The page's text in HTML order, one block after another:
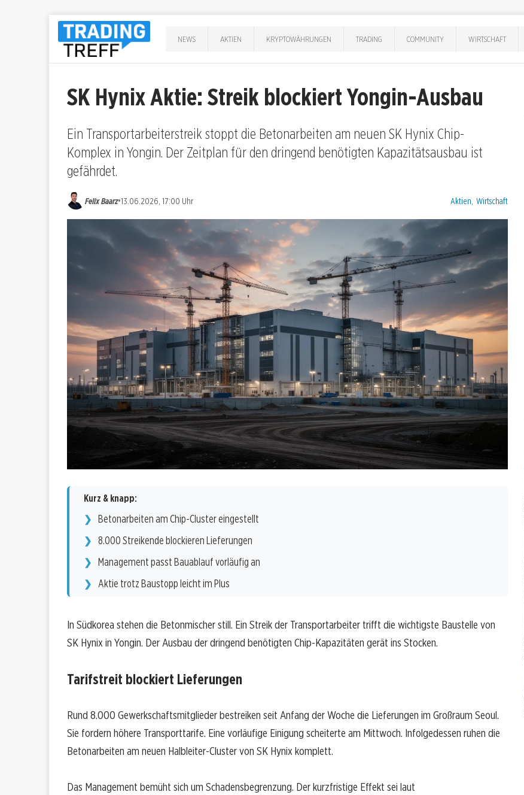
NEWS AKTIEN KRYPTOWÄHRUNGEN TRADING COMMUNITY WIRTSCHAFT
SK Hynix Aktie: Streik blockiert Yongin-Ausbau
Ein Transportarbeiterstreik stoppt die Betonarbeiten am neuen SK Hynix Chip-
Komplex in Yongin. Der Zeitplan für den dringend benötigten Kapazitätsausbau ist
gefährdet.
Felix Baarz•13.06.2026, 17:00 Uhr Kategorien:
Aktien Wirtschaft
Kurz & knapp:
Betonarbeiten am Chip-Cluster eingestellt
8.000 Streikende blockieren Lieferungen
Management passt Bauablauf vorläufig an
Aktie trotz Baustopp leicht im Plus
In Südkorea stehen die Betonmischer still. Ein Streik der Transportarbeiter trifft die wichtigste Baustelle von
SK Hynix in Yongin. Der Ausbau der dringend benötigten Chip-Kapazitäten gerät ins Stocken.
Tarifstreit blockiert Lieferungen
Rund 8.000 Gewerkschaftsmitglieder bestreiken seit Anfang der Woche die Lieferungen im Großraum Seoul.
Sie fordern höhere Transporttarife. Eine vorläufige Einigung scheiterte am Mittwoch. Infolgedessen ruhen die
Betonarbeiten am neuen Halbleiter-Cluster von SK Hynix komplett.
Das Management bemüht sich um Schadensbegrenzung. Der kurzfristige Effekt sei laut